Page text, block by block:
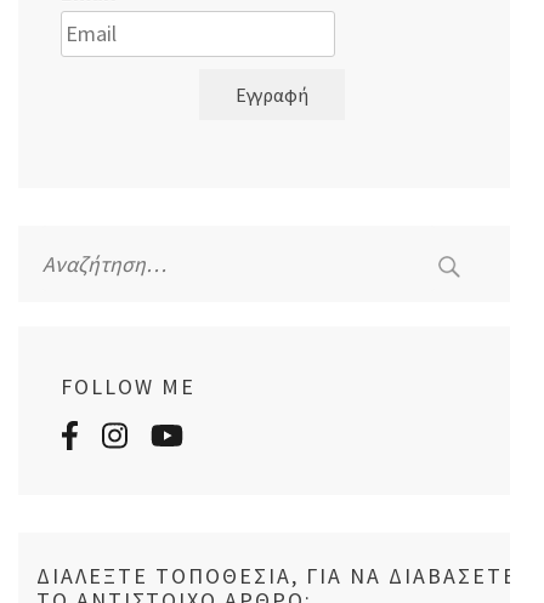
Εγγραφή
για:
FOLLOW ME
ΔΙΑΛΈΞΤΕ ΤΟΠΟΘΕΣΊΑ, ΓΙΑ ΝΑ ΔΙΑΒΆΣΕΤΕ